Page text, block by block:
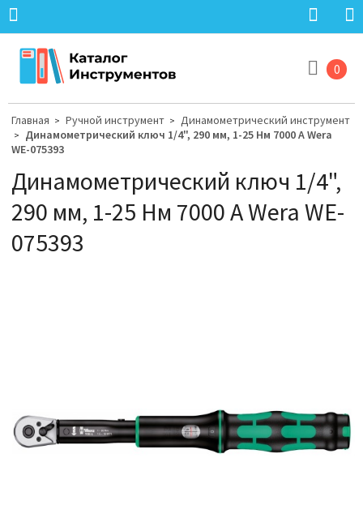
0
Главная > Ручной инструмент > Динамометрический инструмент
> Динамометрический ключ 1/4", 290 мм, 1-25 Нм 7000 A Wera
WE-075393
Динамометрический ключ 1/4",
290 мм, 1-25 Нм 7000 A Wera WE-
075393